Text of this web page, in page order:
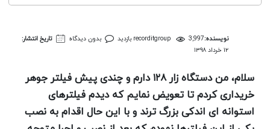
نویسنده: recorditgroup 3,997 بازدید بدون دیدگاه
تاریخ انتشار:
۱۲ خرداد ۱۳۹۸
سلام، من دستگاه زار ۱۲۸ دارم و چندی پیش فیلتر جوهر
خریداری کردم تا تعویض نمایم که دیدم فیلترهای
استوانه ای اندکی بزرگ ترند و با این حال اقدام به نصب